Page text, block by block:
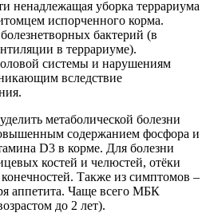
ненадлежащая уборка террариума
испорченного корма.
бактерий (в
в террариуме).
системы и нарушениям
вследствие
метаболической болезни
содержанием фосфора и
D3 в корме. Для болезни
костей и челюстей, отёки
Также из симптомов –
аппетита. Чаще всего МБК
до 2 лет).